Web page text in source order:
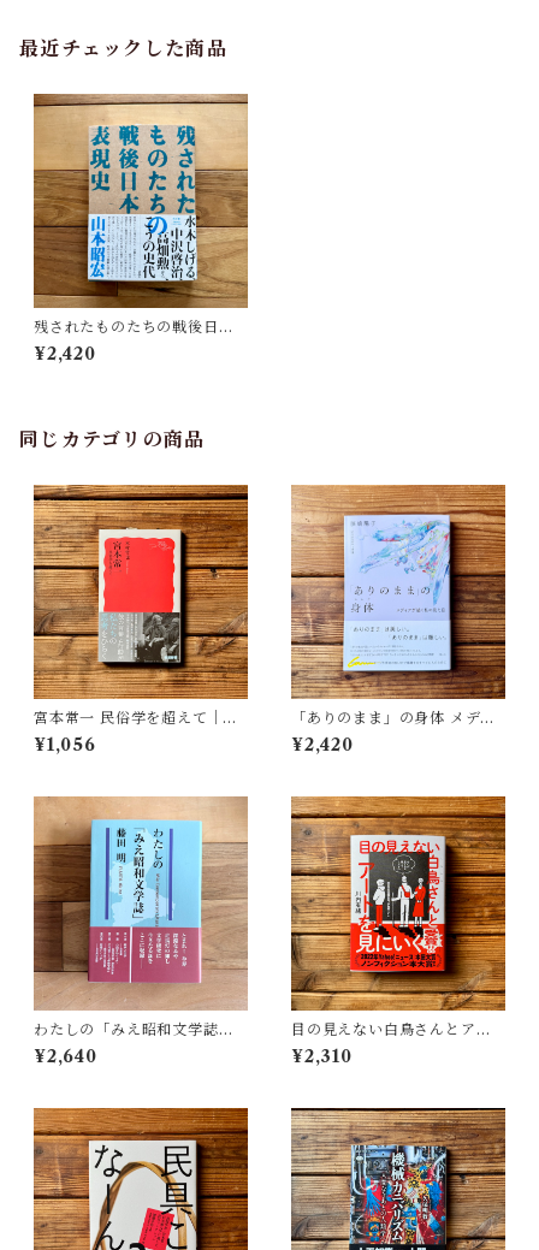
最近チェックした商品
残されたものたちの戦後日本
表現史 | 山本 昭宏
¥2,420
同じカテゴリの商品
宮本常一 民俗学を超えて｜木
村 哲也
¥1,056
「ありのまま」の身体 メディ
アが描く私の見た目 | 藤嶋 陽
子(著)
¥2,420
わたしの「みえ昭和文学誌」 |
藤田 明
¥2,640
目の見えない白鳥さんとアー
トを見にいく | 川内 有緒
¥2,310